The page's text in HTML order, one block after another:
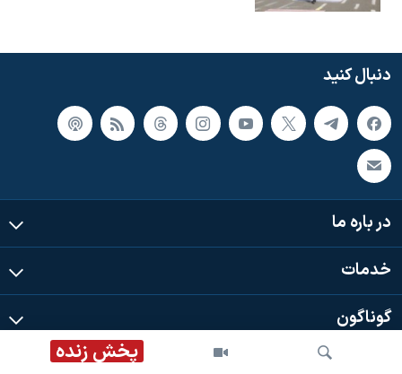
پخش زنده
دنبال کنید
در باره ما
خدمات
گوناگون